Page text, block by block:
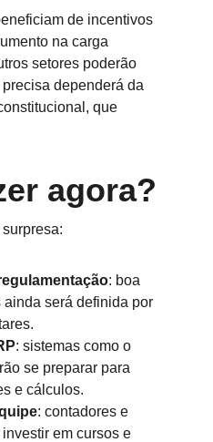
de incentivos
na carga
setores poderão
dependerá da
que
agora?
: boa
ainda será definida por
: sistemas como o
se preparar para
e cálculos.
: contadores e
em cursos e